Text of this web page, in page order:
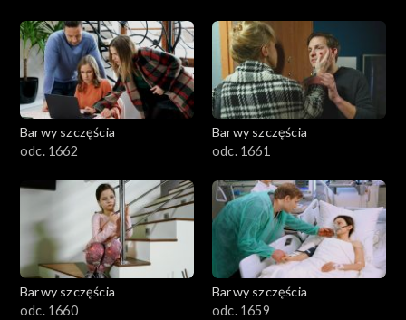
Barwy szczęścia
odc. 1662
Barwy szczęścia
odc. 1661
Barwy szczęścia
odc. 1660
Barwy szczęścia
odc. 1659